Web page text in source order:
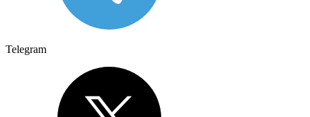
Telegram